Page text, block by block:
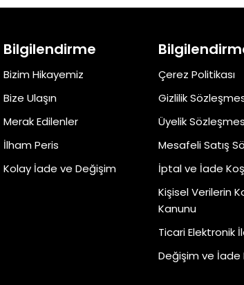
Bilgilendirme
Bizim Hikayemiz
Bize Ulaşın
Merak Edilenler
İlham Peris
Kolay İade ve Değişim
Çerez Politikası
Gizlilik
Üyelik
Mesafeli Satış
İptal ve İade
Kişisel Verilerin
Kanunu
Ticari Elektronik
Değişim ve İade